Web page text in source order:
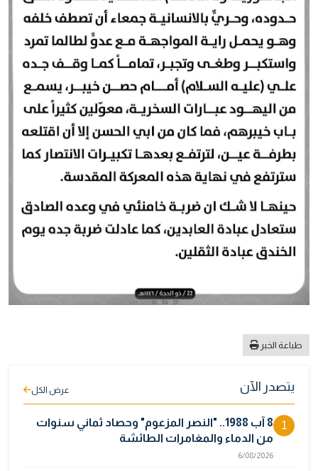
طباعة الخبر
يتصدر الآن عرض الكل
1
8 آب 1988.. "النصر المزعوم" وحصاد ثماني سنوات
من الدماء والمغامرات الطائشة
6/08/2026